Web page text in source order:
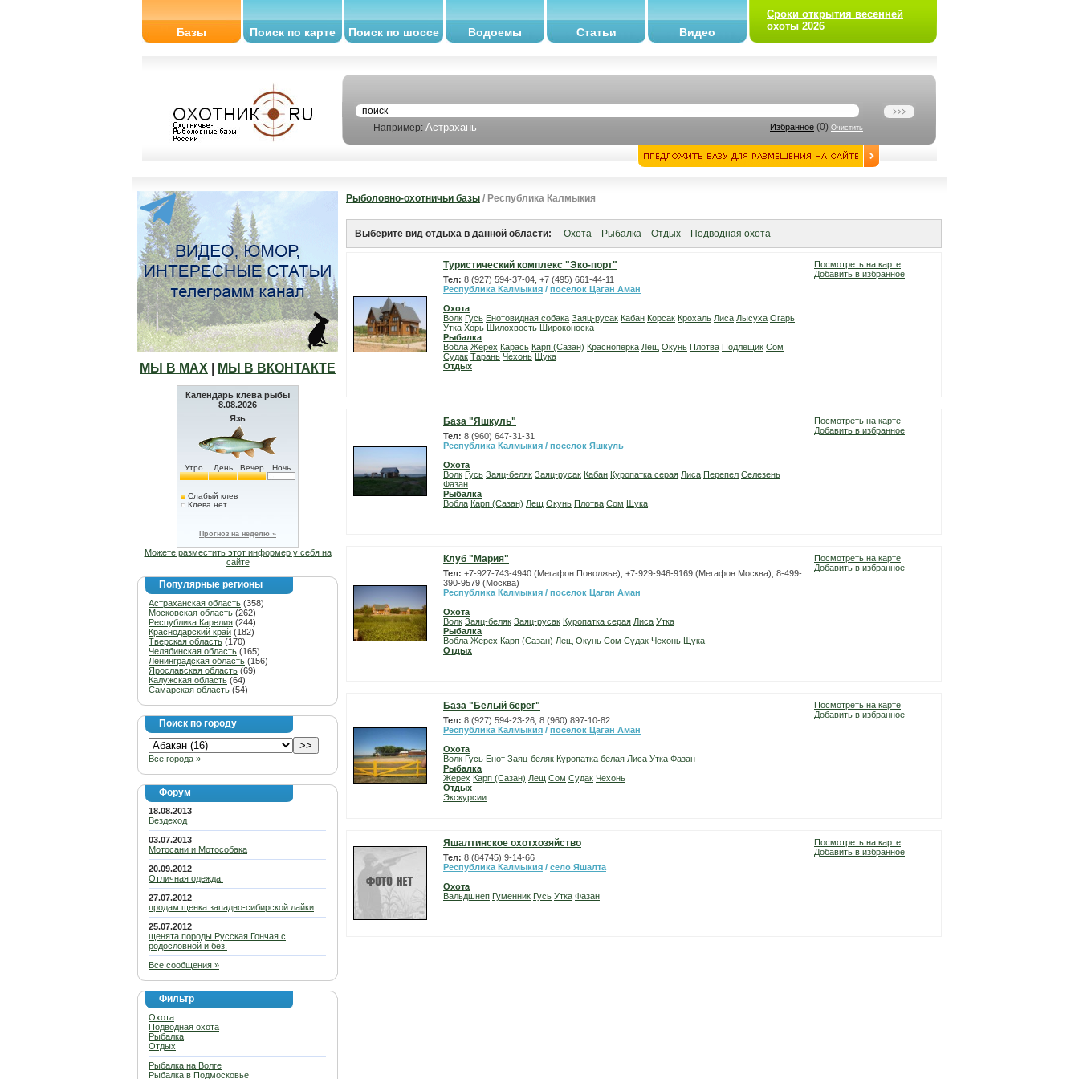
Базы Поиск по карте Поиск по шоссе Водоемы Статьи Видео
Сроки открытия весенней
охоты 2026
Например: Астрахань Избранное (0) Очистить
МЫ В МАХ МЫ В ВКОНТАКТЕ
Календарь клева рыбы
8.08.2026
Язь
Утро День Вечер Ночь
Слабый клев
Клева нет
Прогноз на неделю »
Можете разместить этот информер у себя на
сайте
Популярные регионы
Астраханская область (358)
Московская область (262)
Республика Карелия (244)
Краснодарский край (182)
Тверская область (170)
Челябинская область (165)
Ленинградская область (156)
Ярославская область (69)
Калужская область (64)
Самарская область (54)
Поиск по городу
Все города »
Форум
18.08.2013
Вездеход
03.07.2013
Мотосани и Мотособака
20.09.2012
Отличная одежда.
27.07.2012
продам щенка западно-сибирской лайки
25.07.2012
щенята породы Русская Гончая с
родословной и без.
Все сообщения »
Фильтр
Охота
Подводная охота
Рыбалка
Отдых
Рыбалка на Волге
Рыбалка в Подмосковье
Рыболовно-охотничьи базы / Республика Калмыкия
Выберите вид отдыха в данной области: Охота Рыбалка Отдых Подводная охота
Туристический комплекс "Эко-порт"
Тел: 8 (927) 594-37-04, +7 (495) 661-44-11
Республика Калмыкия / поселок Цаган Аман
Охота
Волк Гусь Енотовидная собака Заяц-русак Кабан Корсак Крохаль Лиса Лысуха Огарь
Утка Хорь Шилохвость Широконоска
Рыбалка
Вобла Жерех Карась Карп (Сазан) Красноперка Лещ Окунь Плотва Подлещик Сом
Судак Тарань Чехонь Щука
Отдых
Посмотреть на карте
Добавить в избранное
База "Яшкуль"
Тел: 8 (960) 647-31-31
Республика Калмыкия / поселок Яшкуль
Охота
Волк Гусь Заяц-беляк Заяц-русак Кабан Куропатка серая Лиса Перепел Селезень
Фазан
Рыбалка
Вобла Карп (Сазан) Лещ Окунь Плотва Сом Щука
Посмотреть на карте
Добавить в избранное
Клуб "Мария"
Тел: +7-927-743-4940 (Мегафон Поволжье), +7-929-946-9169 (Мегафон Москва), 8-499-
390-9579 (Москва)
Республика Калмыкия / поселок Цаган Аман
Охота
Волк Заяц-беляк Заяц-русак Куропатка серая Лиса Утка
Рыбалка
Вобла Жерех Карп (Сазан) Лещ Окунь Сом Судак Чехонь Щука
Отдых
Посмотреть на карте
Добавить в избранное
База "Белый берег"
Тел: 8 (927) 594-23-26, 8 (960) 897-10-82
Республика Калмыкия / поселок Цаган Аман
Охота
Волк Гусь Енот Заяц-беляк Куропатка белая Лиса Утка Фазан
Рыбалка
Жерех Карп (Сазан) Лещ Сом Судак Чехонь
Отдых
Экскурсии
Посмотреть на карте
Добавить в избранное
Яшалтинское охотхозяйство
Тел: 8 (84745) 9-14-66
Республика Калмыкия / село Яшалта
Охота
Вальдшнеп Гуменник Гусь Утка Фазан
Посмотреть на карте
Добавить в избранное